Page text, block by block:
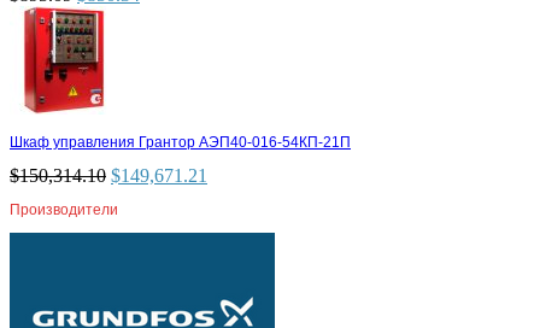
Шкаф управления Грантор АЭП40-016-54КП-21П
$150,314.10 $149,671.21
Производители